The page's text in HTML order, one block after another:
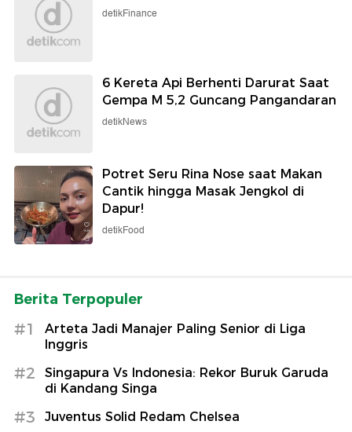
detikFinance
6 Kereta Api Berhenti Darurat Saat
Gempa M 5,2 Guncang Pangandaran
detikNews
Potret Seru Rina Nose saat Makan
Cantik hingga Masak Jengkol di
Dapur!
detikFood
Berita Terpopuler
#1
Arteta Jadi Manajer Paling Senior di Liga
Inggris
#2
Singapura Vs Indonesia: Rekor Buruk Garuda
di Kandang Singa
#3 Juventus Solid Redam Chelsea